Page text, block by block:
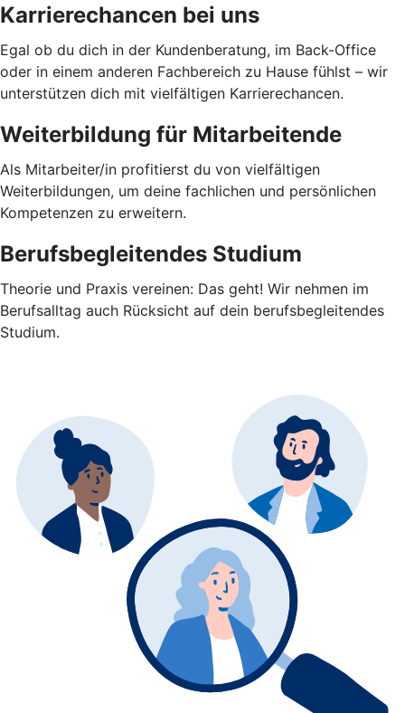
Karrierechancen bei uns
Egal ob du dich in der Kundenberatung, im Back-Office
oder in einem anderen Fachbereich zu Hause fühlst – wir
unterstützen dich mit vielfältigen Karrierechancen.
Weiterbildung für Mitarbeitende
Als Mitarbeiter/in profitierst du von vielfältigen
Weiterbildungen, um deine fachlichen und persönlichen
Kompetenzen zu erweitern.
Berufsbegleitendes Studium
Theorie und Praxis vereinen: Das geht! Wir nehmen im
Berufsalltag auch Rücksicht auf dein berufsbegleitendes
Studium.